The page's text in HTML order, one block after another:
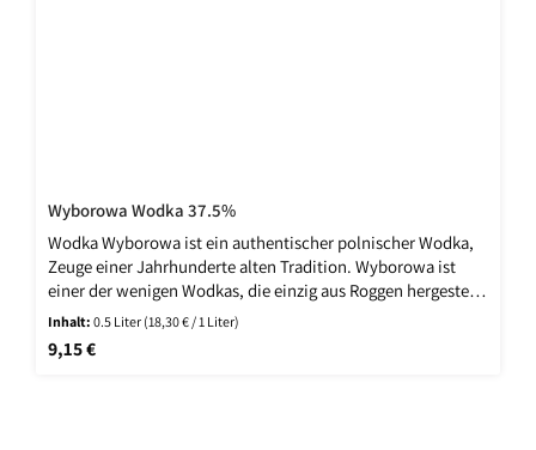
Wyborowa Wodka 37.5%
Wodka Wyborowa ist ein authentischer polnischer Wodka,
Zeuge einer Jahrhunderte alten Tradition. Wyborowa ist
einer der wenigen Wodkas, die einzig aus Roggen hergestellt
werden. Reich und rund mit Roggenaroma. Im Geschmack:
Fein, mild, mit Noten von weisser Schokolade und
PekannǬssen. Lang, rund und ausgeglichen im Abgang
Inhalt:0.5 Liter (18,30 € / 1 Liter)
Regulärer Preis:
9,15 €